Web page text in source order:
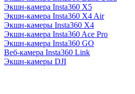
Экшн-камера Insta360 X5
Экшн-камера Insta360 X4 Air
Экшн-камеры Insta360 X4
Экшн-камера Insta360 Ace Pro
Экшн-камера Insta360 GO
Веб-камера Insta360 Link
Экшн-камеры DJI